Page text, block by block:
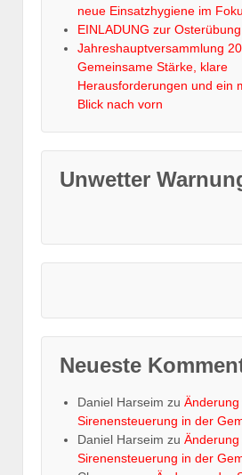
neue Einsatzhygiene im
EINLADUNG zur
Jahreshauptversammlung
Gemeinsame Stärke, klare
Herausforderungen und ein
Blick nach vorn
Unwetter
Neueste
Daniel Harseim zu
Sirenensteuerung in der
Daniel Harseim zu
Sirenensteuerung in der